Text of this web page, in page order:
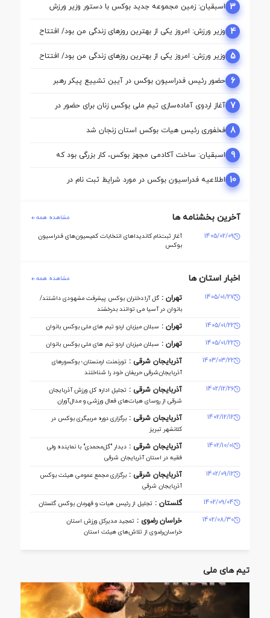
3 اسبقیان: زمین مجموعه جدید بوکس با دستور وزیر ورزش
تأمین شد
4 وزیر ورزش: امروز یکی از بهترین روزهای زندگی من بود/ افتتاح
آکادمی نقطه آغاز تحول بوکس است
5 وزیر ورزش: امروز یکی از بهترین روزهای زندگی من بود/ افتتاح
آکادمی نقطه آغاز تحول بوکس است
6 حضور رئیس فدراسیون بوکس در آیین تشییع پیکر رهبر
شهید انقلاب
7 آغاز اردوی آماده‌سازی تیم ملی بوکس زنان برای حضور در
بازی‌های آسیایی ناگویا
8 فخفوری رئیس هیات بوکس استان زنجان شد
9 اسبقیان: ساخت آکادمی مجهز بوکس، کار بزرگی بود که
حسینی برای این رشته انجام داد
10 اطلاعیه فدراسیون بوکس در مورد شرایط ثبت نام در
کمیسیون ها
آخرین بخشنامه ها مشاهده همه
1405/02/09
آغاز ثبت‌نام کاندیداهای انتخابات کمیسیون‌های فدراسیون
بوکس
اخبار استان ها مشاهده همه
1405/01/27 تهران : گل آرا:دختران بوکس پیشرفت مشهودی داشتند/
بانوان در آسیا می توانند بدرخشند
1405/01/22
تهران : سبلان میزبان اردو تیم های ملی بوکس بانوان
1405/01/22
تهران : سبلان میزبان اردو تیم های ملی بوکس بانوان
1403/03/22
آذربایجان شرقی : تورنمنت ارمنستان؛ بوکسورهای
آذربایجان‌شرقی حریفان خود را شناختند
1402/12/26
آذربایجان شرقی : تجلیل اداره کل ورزش آذربایجان
‌شرقی از روسای هیات‌های فعال ورزشی و مدال‌آوران
1402/12/12
آذربایجان شرقی : برگزاری دوره مربیگری بوکس در
کلانشهر تبریز
1402/10/01
آذربایجان شرقی : دیدار "گل‌محمدی" با نماینده ولی
فقیه در استان آذربایجان شرقی
1402/09/12
آذربایجان شرقی : برگزاری مجمع عمومی هیئت بوکس
آذربایجان شرقی
1402/09/04
گلستان : تجلیل از رئیس هیات و قهرمان بوکس گلستان
1402/08/30
خراسان رضوی : تمجید مدیرکل ورزش استان
خراسان‌رضوی از تلاش‌های هیئت استان
تیم های ملی